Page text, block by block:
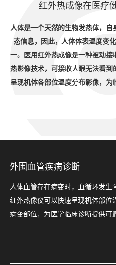
红外热成像在医疗
人体是一个天然的生物发热体，
态信息，因此，人体体表温度变
一。医用红外热成像是一种被动接
热影像技术，可接收人眼无法看到
呈现机体各部位温度分布影像，为
外围血管疾病诊断
人体血管存在病变时，血循环发生
红外热像仪可以快速呈现机体部位
病变部位，为医学临床诊断提供可